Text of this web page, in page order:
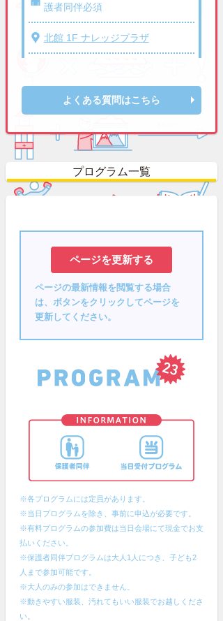
護者同伴必須
北館 1F ナレッジプラザ
よくある質問はこちら
プログラム一覧
ページの最新情報を閲覧する場合
は、ボタンをクリックしてページを
更新してください。
※各プログラムには定員があります。
※当日プログラムを除き、事前に申込が必要です。
※有料プログラムの参加費は当日会場にて現金でお支
払いください。
※保護者同伴プログラムは大人1人につき、子ども2
人まで参加可能です。
※大人のみの参加はできません。
※動きやすい服装、汚れてもいい服装でお越しくださ
い。